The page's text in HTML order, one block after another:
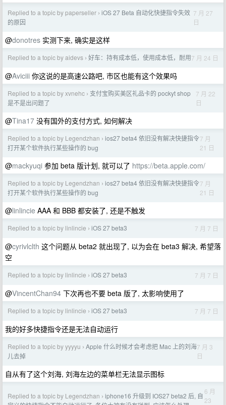
Replied to a topic by paperseller › iOS 27 Beta 自动化快捷指令失效
的原因
7 月 27
日
@donotres 实测下来, 确实是这样
Replied to a topic by aidevs › 好车：持有成本低，使用成本低，耐用7 月 24 日
@Aviciii 你这说的是高速公路吧, 市区也能有这个效果吗
Replied to a topic by xvnehc › 支付宝购买美区礼品卡的 pockyt shop
是不是出问题了
7 月 22
日
@Tina17 没有国外的支付方式, 如何解决
Replied to a topic by Legendzhan › ios27 beta4 依旧没有解决快捷指令
打开某个软件执行某些操作的 bug
7 月
21 日
@mackyuqi 参加 beta 版计划, 就可以了 https://beta.apple.com/
Replied to a topic by Legendzhan › ios27 beta4 依旧没有解决快捷指令
打开某个软件执行某些操作的 bug
7 月
21 日
@linlincie AAA 和 BBB 都安装了, 还是不触发
Replied to a topic by linlincie › iOS 27 beta3 7 月 7 日
@cyrivlclth 这个问题从 beta2 就出现了, 以为会在 beta3 解决, 希望落
空
Replied to a topic by linlincie › iOS 27 beta3 7 月 7 日
@VincentChan94 下次再也不要 beta 版了, 太影响使用了
Replied to a topic by linlincie › iOS 27 beta3 7 月 7 日
我的好多快捷指令还是无法自动运行
Replied to a topic by yyyyu › Apple 什么时候才会考虑把 Mac 上的刘海
儿去掉
7 月 3
日
自从有了这个刘海, 刘海左边的菜单栏无法显示图标
Replied to a topic by Legendzhan › iphone16 升级到 IOS27 beta2 后, 自 6 月
23